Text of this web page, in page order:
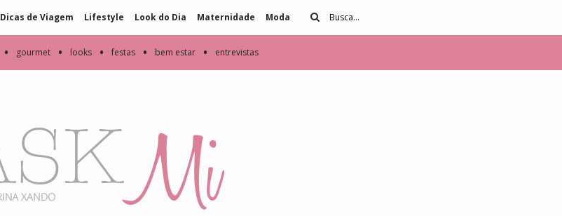
Dicas de Viagem Lifestyle Look do Dia Maternidade Moda
• gourmet • looks • festas • bem estar • entrevistas